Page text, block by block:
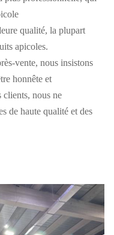
qualité, la plupart
apicoles.
vente, nous insistons
honnête et
clients, nous ne
de haute qualité et des